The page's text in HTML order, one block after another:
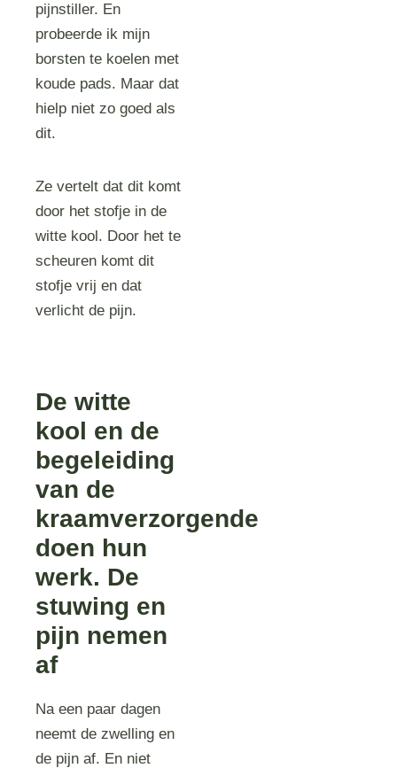
pijnstiller. En
probeerde ik mijn
borsten te koelen met
koude pads. Maar dat
hielp niet zo goed als
dit.
Ze vertelt dat dit komt
door het stofje in de
witte kool. Door het te
scheuren komt dit
stofje vrij en dat
verlicht de pijn.
De witte
kool en de
begeleiding
van de
kraamverzorgende
doen hun
werk. De
stuwing en
pijn nemen
af
Na een paar dagen
neemt de zwelling en
de pijn af. En niet